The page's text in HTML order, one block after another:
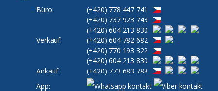
Büro: (+420) 778 447 741
(+420) 737 923 743
(+420) 604 213 830
Verkauf:
(+420) 604 782 682
(+420) 770 193 322
(+420) 604 213 830
Ankauf:
(+420) 773 683 788
App: